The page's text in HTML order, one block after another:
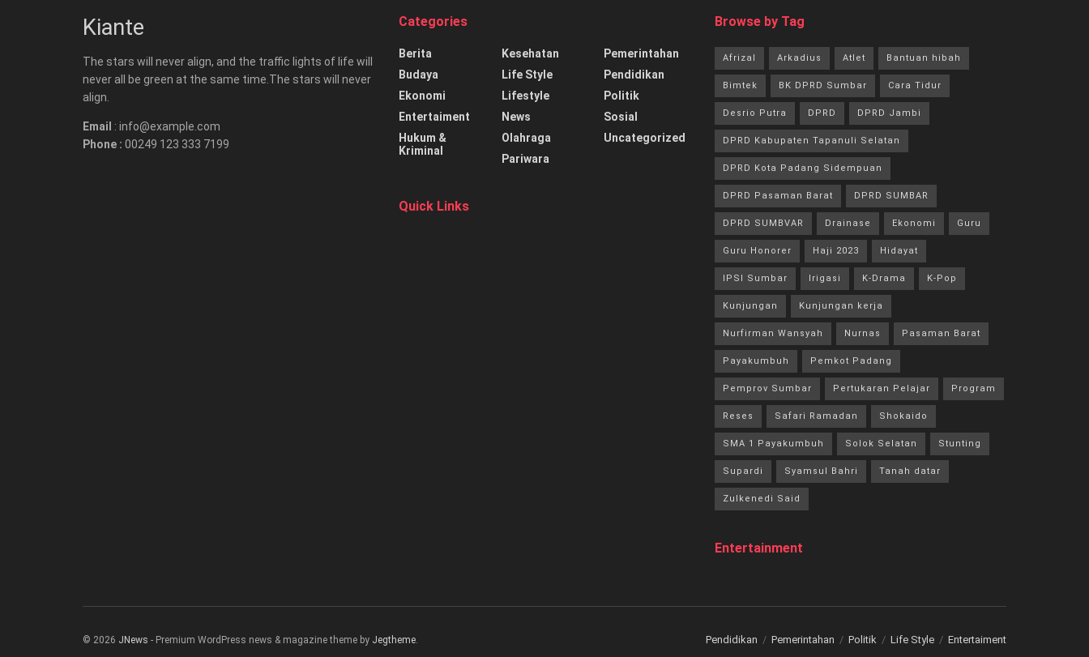
Kiante
The stars will never align, and the traffic lights of life will
never all be green at the same time.The stars will never
align.
Email : info@example.com
Phone : 00249 123 333 7199
Categories
Berita
Budaya
Ekonomi
Entertaiment
Hukum &
Kriminal
Kesehatan
Life Style
Lifestyle
News
Olahraga
Pariwara
Pemerintahan
Pendidikan
Politik
Sosial
Uncategorized
Quick Links
Browse by Tag
Afrizal Arkadius Atlet Bantuan hibah
Bimtek BK DPRD Sumbar Cara Tidur
Desrio Putra DPRD DPRD Jambi
DPRD Kabupaten Tapanuli Selatan
DPRD Kota Padang Sidempuan
DPRD Pasaman Barat DPRD SUMBAR
DPRD SUMBVAR Drainase Ekonomi Guru
Guru Honorer Haji 2023 Hidayat
IPSI Sumbar Irigasi K-Drama K-Pop
Kunjungan Kunjungan kerja
Nurfirman Wansyah Nurnas Pasaman Barat
Payakumbuh Pemkot Padang
Pemprov Sumbar Pertukaran Pelajar Program
Reses Safari Ramadan Shokaido
SMA 1 Payakumbuh Solok Selatan Stunting
Supardi Syamsul Bahri Tanah datar
Zulkenedi Said
Entertainment
Pendidikan Pemerintahan Politik Life Style Entertaiment
© 2026 JNews - Premium WordPress news & magazine theme by Jegtheme